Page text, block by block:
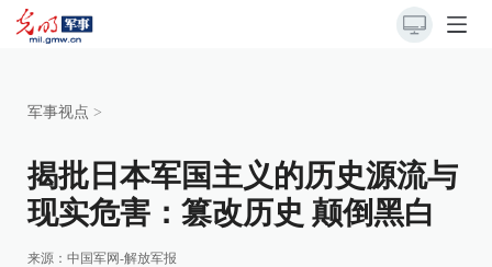
军事视点 >
揭批日本军国主义的历史源流与
现实危害：篡改历史 颠倒黑白
来源： 中国军网-解放军报